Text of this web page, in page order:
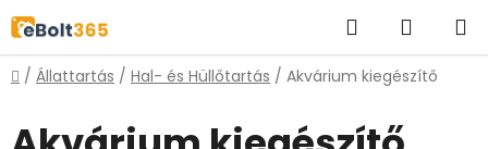
Ugrás
fő
tartalomhoz
KeresésKOSÁR
Kezdőlap
/ Állattartás / Hal- és Hüllőtartás / Akvárium kiegészítő